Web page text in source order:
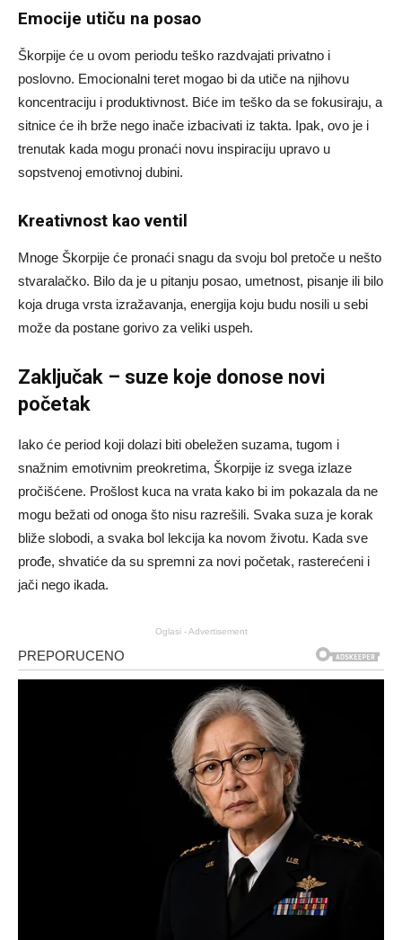
Emocije utiču na posao
Škorpije će u ovom periodu teško razdvajati privatno i
poslovno. Emocionalni teret mogao bi da utiče na njihovu
koncentraciju i produktivnost. Biće im teško da se fokusiraju, a
sitnice će ih brže nego inače izbacivati iz takta. Ipak, ovo je i
trenutak kada mogu pronaći novu inspiraciju upravo u
sopstvenoj emotivnoj dubini.
Kreativnost kao ventil
Mnoge Škorpije će pronaći snagu da svoju bol pretoče u nešto
stvaralačko. Bilo da je u pitanju posao, umetnost, pisanje ili bilo
koja druga vrsta izražavanja, energija koju budu nosili u sebi
može da postane gorivo za veliki uspeh.
Zaključak – suze koje donose novi
početak
Iako će period koji dolazi biti obeležen suzama, tugom i
snažnim emotivnim preokretima, Škorpije iz svega izlaze
pročišćene. Prošlost kuca na vrata kako bi im pokazala da ne
mogu bežati od onoga što nisu razrešili. Svaka suza je korak
bliže slobodi, a svaka bol lekcija ka novom životu. Kada sve
prođe, shvatiće da su spremni za novi početak, rasterećeni i
jači nego ikada.
Oglasi - Advertisement